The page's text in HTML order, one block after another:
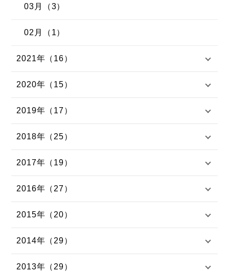
03月（3）
02月（1）
2021年（16）
2020年（15）
2019年（17）
2018年（25）
2017年（19）
2016年（27）
2015年（20）
2014年（29）
2013年（29）